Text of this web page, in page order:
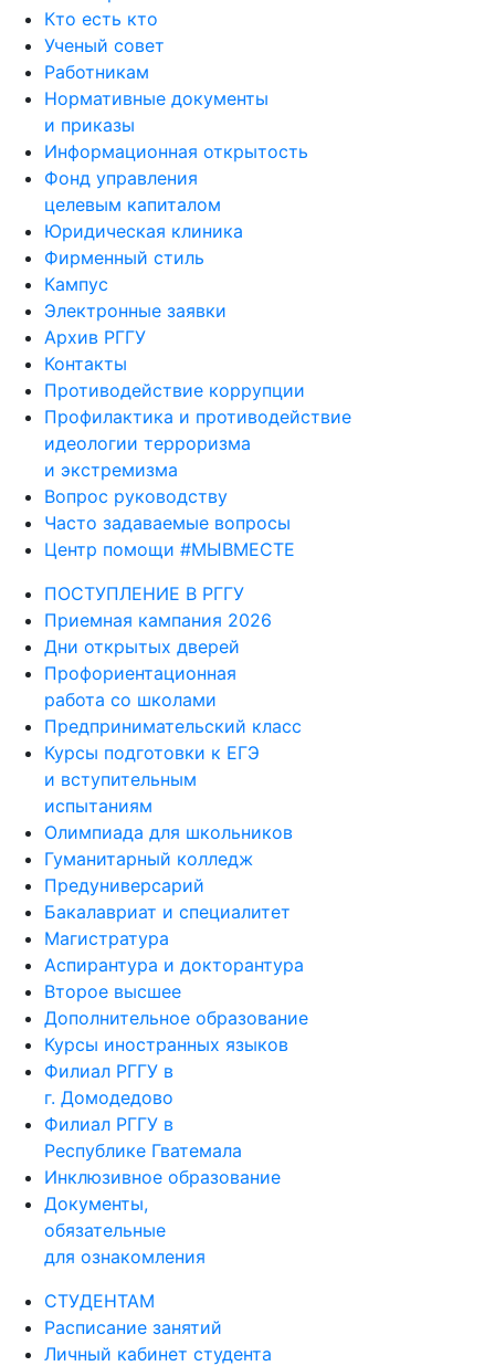
Кто есть кто
Ученый совет
Работникам
Нормативные документы
и приказы
Информационная открытость
Фонд управления
целевым капиталом
Юридическая клиника
Фирменный стиль
Кампус
Электронные заявки
Архив РГГУ
Контакты
Противодействие коррупции
Профилактика и противодействие
идеологии терроризма
и экстремизма
Вопрос руководству
Часто задаваемые вопросы
Центр помощи #МЫВМЕСТЕ
ПОСТУПЛЕНИЕ В РГГУ
Приемная кампания 2026
Дни открытых дверей
Профориентационная
работа со школами
Предпринимательский класс
Курсы подготовки к ЕГЭ
и вступительным
испытаниям
Олимпиада для школьников
Гуманитарный колледж
Предуниверсарий
Бакалавриат и специалитет
Магистратура
Аспирантура и докторантура
Второе высшее
Дополнительное образование
Курсы иностранных языков
Филиал РГГУ в
г. Домодедово
Филиал РГГУ в
Республике Гватемала
Инклюзивное образование
Документы,
обязательные
для ознакомления
СТУДЕНТАМ
Расписание занятий
Личный кабинет студента